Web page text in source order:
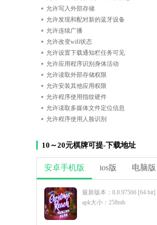
允许写入外部存储
允许发现和配对新的蓝牙设备
允许连续广播
允许改变wifi状态
允许设置下载通知栏任务可见
允许应用程序识别身体活动
允许读取外部存储权限
允许安装其他应用权限
允许程序使用指纹硬件
允许读取多媒体文件定位信息
允许程序使用人脸识别
10～20元棋牌可提-下载地址
安卓手机版 ios版 电脑版
最新版本：8.0.97566 [64 bit]
apk大小：258mb